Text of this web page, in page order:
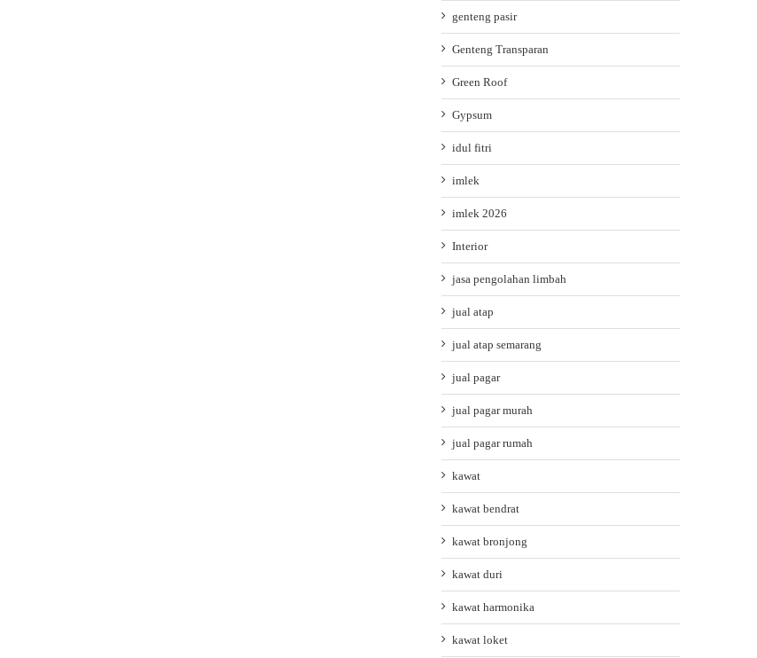
genteng pasir
Genteng Transparan
Green Roof
Gypsum
idul fitri
imlek
imlek 2026
Interior
jasa pengolahan limbah
jual atap
jual atap semarang
jual pagar
jual pagar murah
jual pagar rumah
kawat
kawat bendrat
kawat bronjong
kawat duri
kawat harmonika
kawat loket